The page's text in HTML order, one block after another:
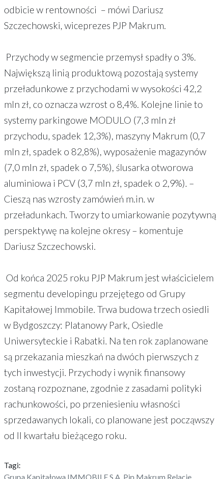
odbicie w rentowności – mówi Dariusz
Szczechowski, wiceprezes PJP Makrum.
Przychody w segmencie przemysł spadły o 3%.
Największą linią produktową pozostają systemy
przeładunkowe z przychodami w wysokości 42,2
mln zł, co oznacza wzrost o 8,4%. Kolejne linie to
systemy parkingowe MODULO (7,3 mln zł
przychodu, spadek 12,3%), maszyny Makrum (0,7
mln zł, spadek o 82,8%), wyposażenie magazynów
(7,0 mln zł, spadek o 7,5%), ślusarka otworowa
aluminiowa i PCV (3,7 mln zł, spadek o 2,9%). –
Cieszą nas wzrosty zamówień m.in. w
przeładunkach. Tworzy to umiarkowanie pozytywną
perspektywę na kolejne okresy – komentuje
Dariusz Szczechowski.
Od końca 2025 roku PJP Makrum jest właścicielem
segmentu developingu przejętego od Grupy
Kapitałowej Immobile. Trwa budowa trzech osiedli
w Bydgoszczy: Platanowy Park, Osiedle
Uniwersyteckie i Rabatki. Na ten rok zaplanowane
są przekazania mieszkań na dwóch pierwszych z
tych inwestycji. Przychody i wynik finansowy
zostaną rozpoznane, zgodnie z zasadami polityki
rachunkowości, po przeniesieniu własności
sprzedawanych lokali, co planowane jest począwszy
od II kwartału bieżącego roku.
Tagi:
Grupa Kapitałowa IMMOBILE S.A. Pjp Makrum Relacje